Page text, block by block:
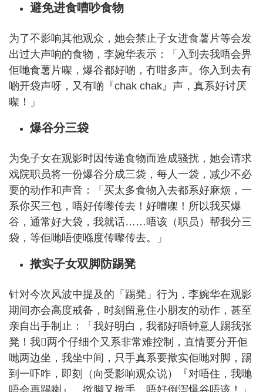
避免进食嘈吵食物
为了不影响其他观众，她会禁止子女进食薯片等会发
出过大声响的食物，李婉华表示：「入到去我唔会畀
佢哋食薯片㗎，爆谷都好啲，冇咁多声。你入到去有
啲开袋声呀，又有啲『chak chak』声，真系好讨厌
㗎！」
爆谷分三袋
为免子女在观影时因传递食物而造成骚扰，她会请求
戏院职员将一份爆谷分成三袋，每人一袋，减少不必
要的动作和声音：「买太多食物入去都系好麻烦，一
系你买三包，唔好传嚟传去！好嘈㗎！所以我买爆
谷，通常好大袋，我就话……唔该（职员）帮我分三
袋，等佢哋唔使喺度传嚟传去。」
揿实子女双脚防踢凳
针对今次风波中提及的「踢凳」行为，李婉华在观影
期间亦会高度戒备，时刻留意住小朋友的动作，甚至
亲自出手制止：「我好明白，我都好唔钟意人踢我张
凳！我𠮶两个仔细个又系非常难控制，直情要分开佢
哋两边坐，我坐中间，只手真系要揿实佢哋对脚，踢
到一吓咋，即刻（向受影响观众说）『对唔住，我哋
唔会再踢喇』，揿脚又揿手，唔好倒泻爆谷唔该！」